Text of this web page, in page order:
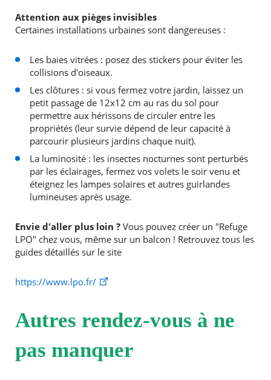
Attention aux pièges invisibles
Certaines installations urbaines sont dangereuses :
Les baies vitrées : posez des stickers pour éviter les
collisions d'oiseaux.
Les clôtures : si vous fermez votre jardin, laissez un
petit passage de 12x12 cm au ras du sol pour
permettre aux hérissons de circuler entre les
propriétés (leur survie dépend de leur capacité à
parcourir plusieurs jardins chaque nuit).
La luminosité : les insectes nocturnes sont perturbés
par les éclairages, fermez vos volets le soir venu et
éteignez les lampes solaires et autres guirlandes
lumineuses après usage.
Envie d'aller plus loin ?Vous pouvez créer un "Refuge
LPO" chez vous, même sur un balcon ! Retrouvez tous les
guides détaillés sur le site
https://www.lpo.fr/
Autres rendez-vous à ne
pas manquer